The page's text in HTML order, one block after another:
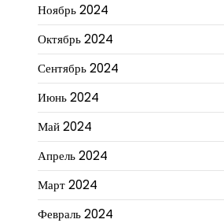
Ноябрь 2024
Октябрь 2024
Сентябрь 2024
Июнь 2024
Май 2024
Апрель 2024
Март 2024
Февраль 2024